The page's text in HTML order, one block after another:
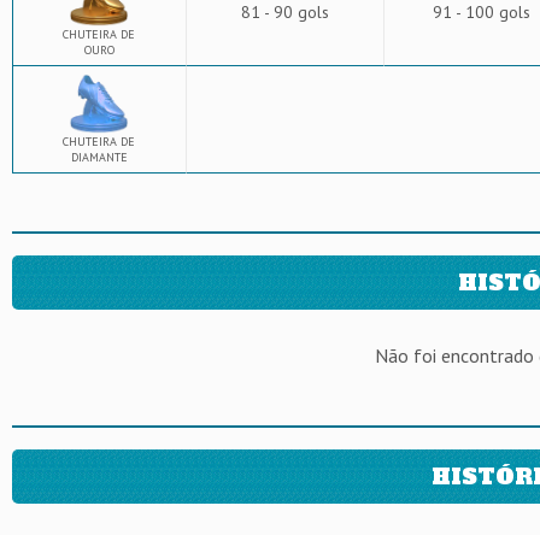
CHUTEIRA DE
OURO
81 - 90 gols 91 - 100 gols
CHUTEIRA DE
DIAMANTE
Não foi encontrado